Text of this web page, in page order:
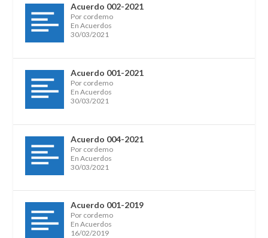
Acuerdo 002-2021
Por cordemo
En Acuerdos
30/03/2021
Acuerdo 001-2021
Por cordemo
En Acuerdos
30/03/2021
Acuerdo 004-2021
Por cordemo
En Acuerdos
30/03/2021
Acuerdo 001-2019
Por cordemo
En Acuerdos
16/02/2019